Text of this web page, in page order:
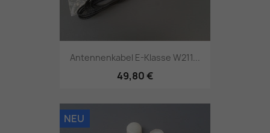
Antennenkabel E-Klasse W211...
49,80 €
NEU